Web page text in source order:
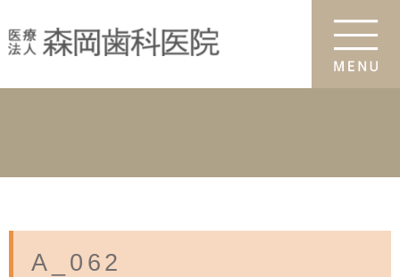
A_062